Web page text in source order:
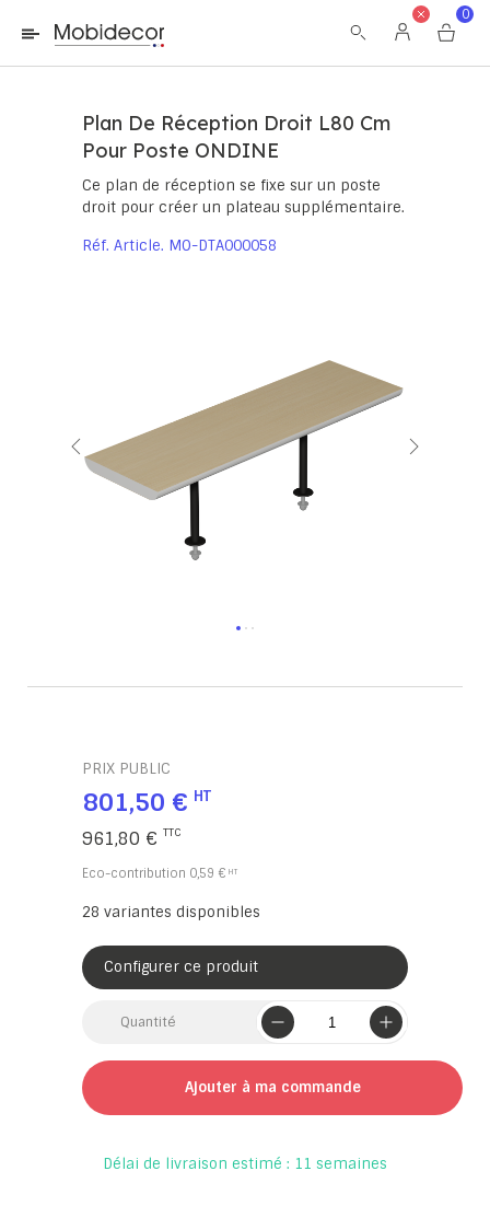
La boutique ne fonctionnera pas correctement dans le cas où
les cookies sont désactivés.
0
Plan De Réception Droit L80 Cm
Pour Poste ONDINE
Ce plan de réception se fixe sur un poste
droit pour créer un plateau supplémentaire.
Réf. Article MO-DTA000058
PRIX PUBLIC
801,50 €
961,80 €
Eco-contribution 0,59 €
28 variantes disponibles
Configurer ce produit
Quantité
Ajouter à ma commande
Délai de livraison estimé : 11 semaines